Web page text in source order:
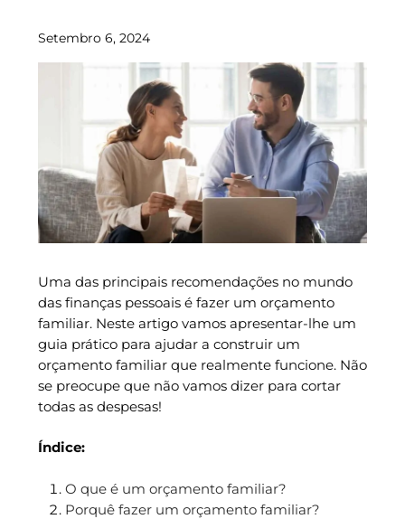
Setembro 6, 2024
Uma das principais recomendações no mundo
das finanças pessoais é fazer um orçamento
familiar. Neste artigo vamos apresentar-lhe um
guia prático para ajudar a construir um
orçamento familiar que realmente funcione. Não
se preocupe que não vamos dizer para cortar
todas as despesas!
Índice:
O que é um orçamento familiar?
Porquê fazer um orçamento familiar?